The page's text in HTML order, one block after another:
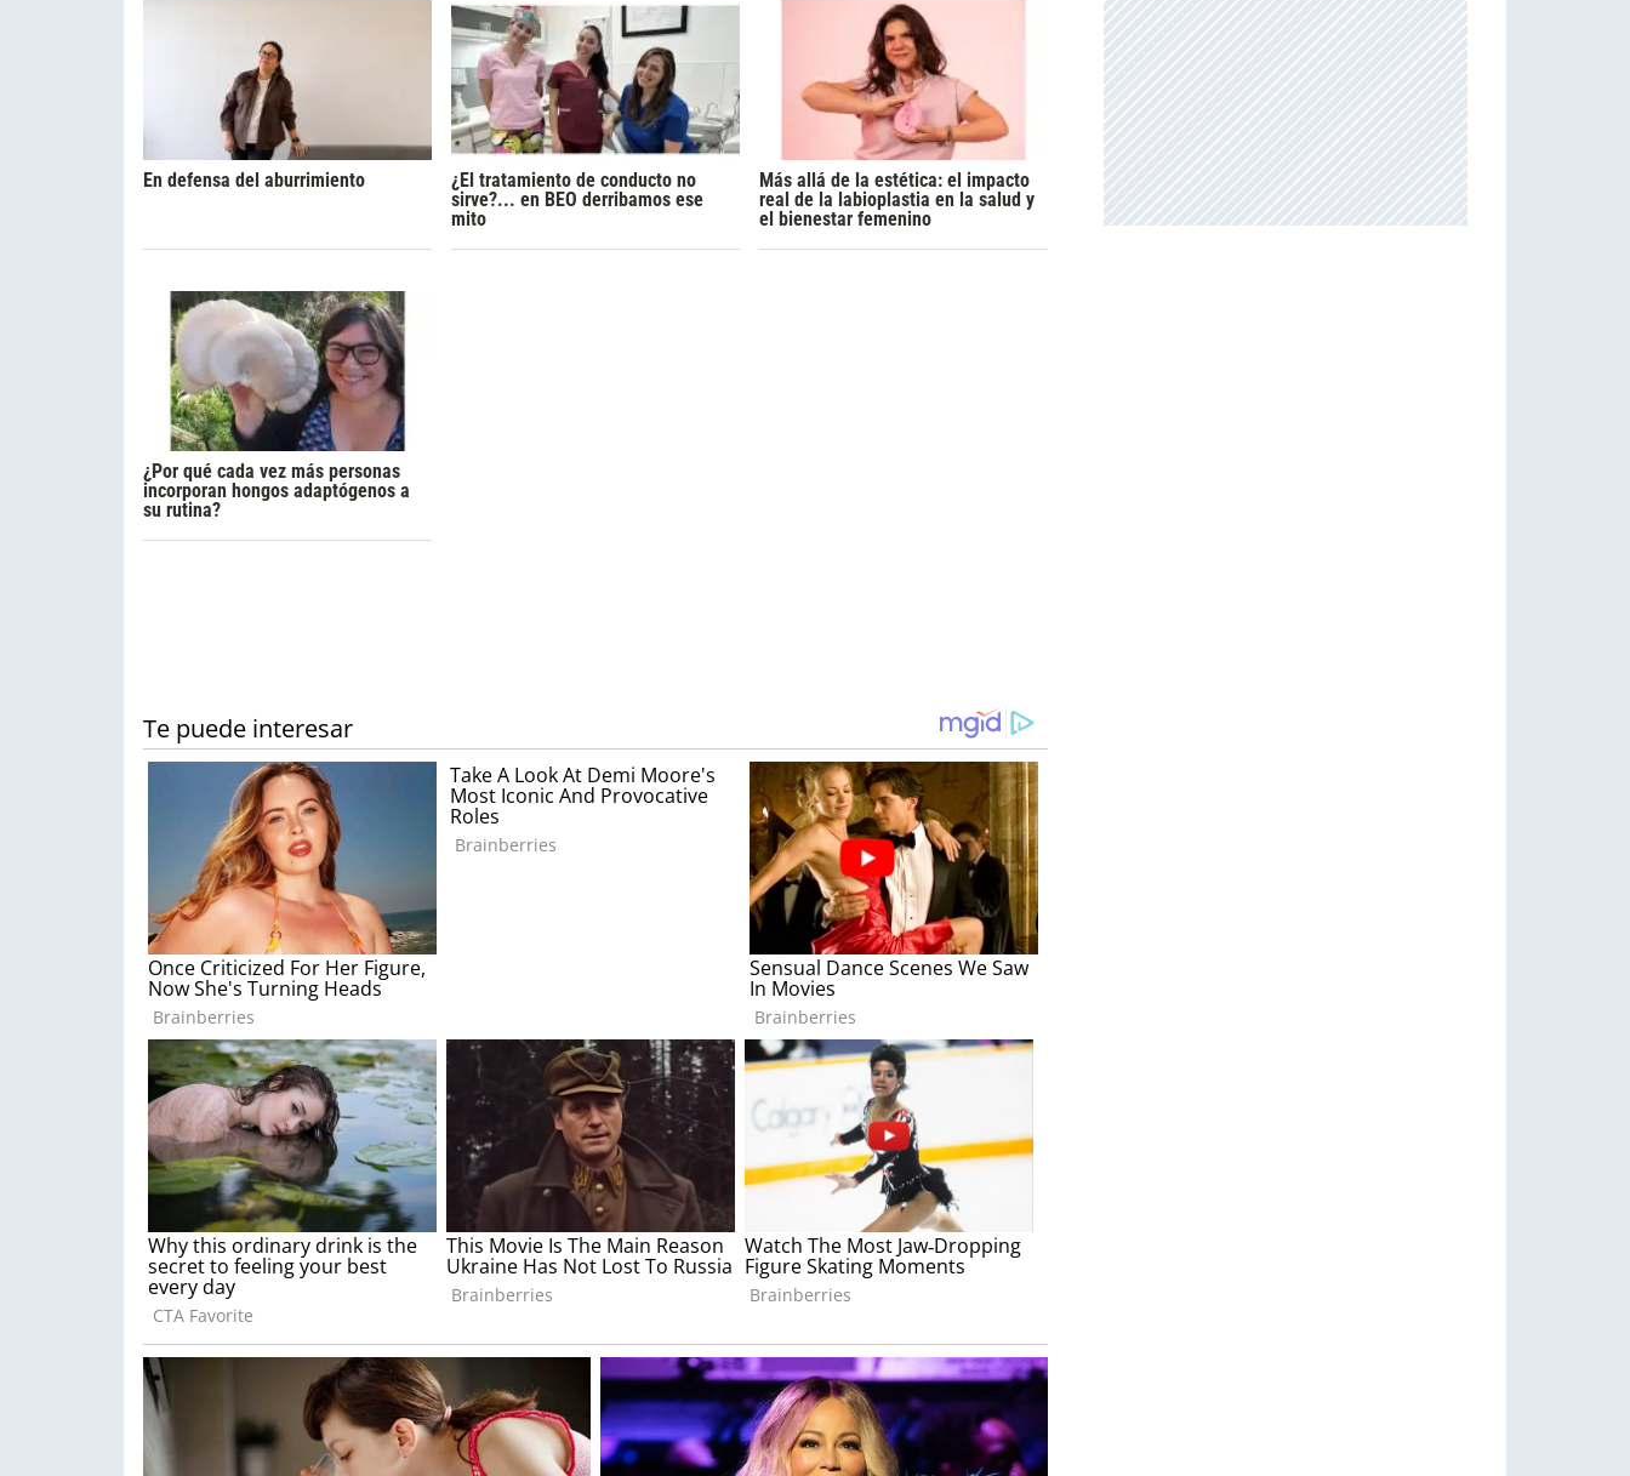
En defensa del aburrimiento
¿El tratamiento de conducto no
sirve?... en BEO derribamos ese
mito
Más allá de la estética: el impacto
real de la labioplastia en la salud y
el bienestar femenino
¿Por qué cada vez más personas
incorporan hongos adaptógenos a
su rutina?